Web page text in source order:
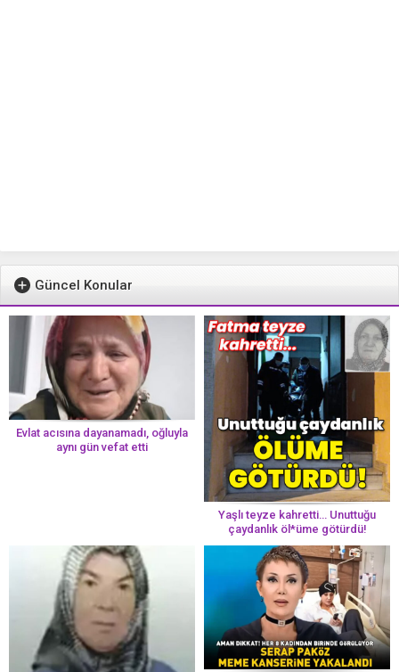
Güncel Konular
Evlat acısına dayanamadı, oğluyla
aynı gün vefat etti
Yaşlı teyze kahretti… Unuttuğu
çaydanlık öl*üme götürdü!